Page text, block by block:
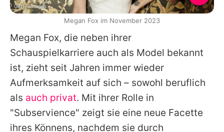
Megan Fox, die neben ihrer
Schauspielkarriere auch als Model bekannt
ist, zieht seit Jahren immer wieder
Aufmerksamkeit auf sich – sowohl beruflich
als auch privat. Mit ihrer Rolle in
"Subservience" zeigt sie eine neue Facette
ihres Könnens, nachdem sie durch
Getty Images
Megan Fox im November 2023